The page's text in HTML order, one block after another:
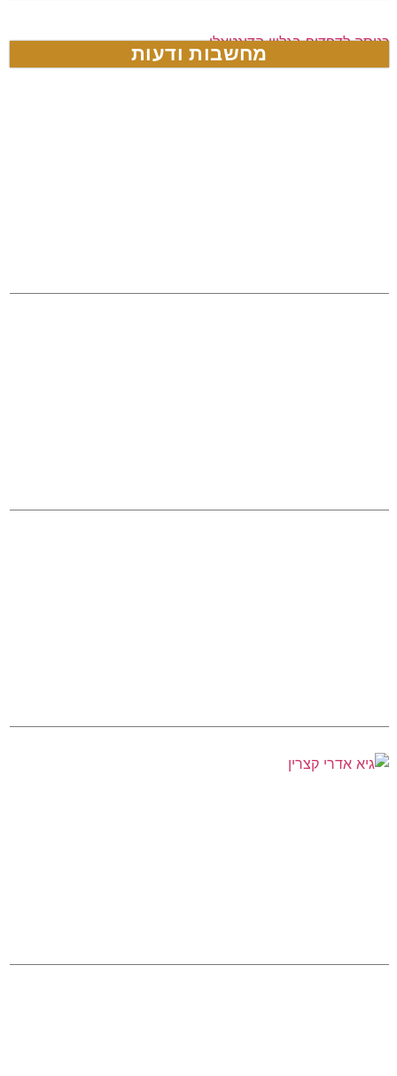
כניסה לדפדוף בגליון הדיגטאלי
מחשבות ודעות